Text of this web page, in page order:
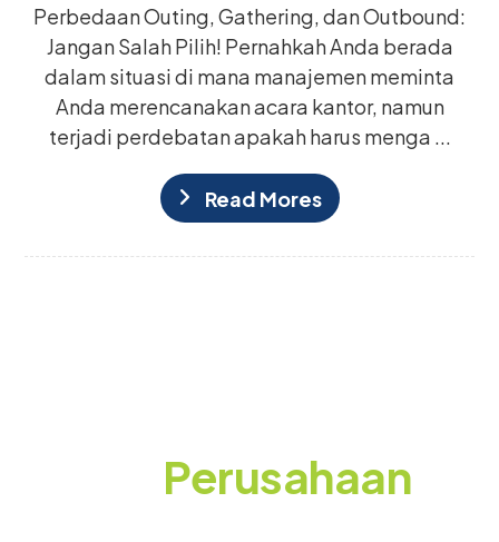
Perbedaan Outing, Gathering, dan Outbound:
Jangan Salah Pilih! Pernahkah Anda berada
dalam situasi di mana manajemen meminta
Anda merencanakan acara kantor, namun
terjadi perdebatan apakah harus menga ...
Read Mores
Perusahaan